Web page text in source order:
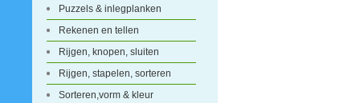
Puzzels & inlegplanken
Rekenen en tellen
Rijgen, knopen, sluiten
Rijgen, stapelen, sorteren
Sorteren,vorm & kleur